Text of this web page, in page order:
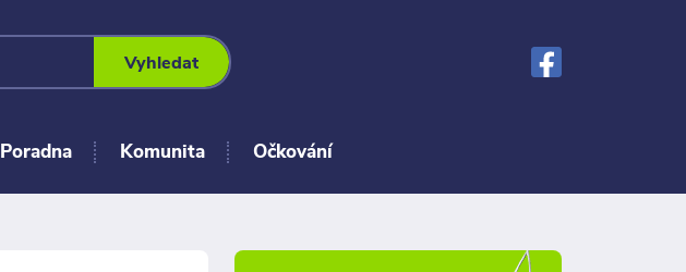
Vyhledat
Poradna Komunita Očkování